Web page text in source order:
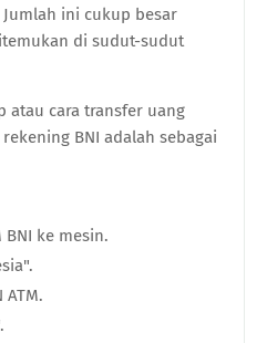
ini cukup besar
di sudut-sudut
atau cara transfer uang
BNI adalah sebagai
BNI ke mesin.